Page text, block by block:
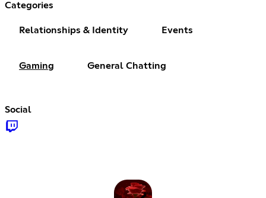
Categories
Relationships & Identity Events
Gaming General Chatting
Social